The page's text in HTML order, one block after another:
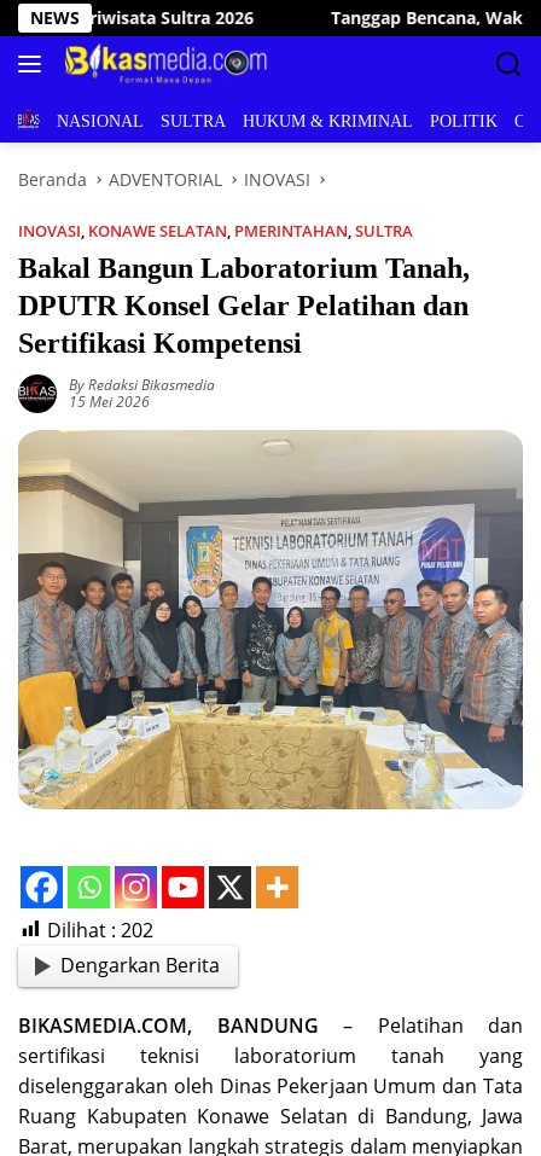
Langsung
ke
konten
NEWS
Bencana, Wakil Bupati Konawe Selatan Kunjungi dan Bantu
BERITANASIONAL SULTRA HUKUM & KRIMINAL POLITIK
Beranda ADVENTORIAL INOVASI
INOVASI, KONAWE SELATAN, PMERINTAHAN,SULTRA
Bakal Bangun Laboratorium Tanah,
DPUTR Konsel Gelar Pelatihan dan
Sertifikasi Kompetensi
By Redaksi Bikasmedia
15 Mei 2026
Dilihat : 202
Dengarkan Berita
BIKASMEDIA.COM, BANDUNG – Pelatihan dan
sertifikasi teknisi laboratorium tanah yang
diselenggarakan oleh Dinas Pekerjaan Umum dan Tata
Ruang Kabupaten Konawe Selatan di Bandung, Jawa
Barat, merupakan langkah strategis dalam menyiapkan